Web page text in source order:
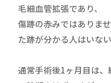
毛細血管拡張であり、
傷跡の赤みではありま
た跡が分かる人はいない
通常手術後1ヶ月目は